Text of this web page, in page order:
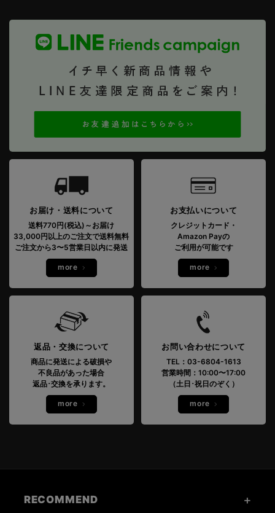
お届け・送料について
送料770円(税込)～お届け
33,000円以上のご注文で送料無料
ご注文から3〜5営業日以内に発送
more
お支払いについて
クレジットカード・
Amazon Payの
ご利用が可能です
more
返品・交換について
商品に発送による破損や
不良品があった場合
返品･交換を承ります。
more
お問い合わせについて
TEL：03-6804-1613
営業時間：10:00〜17:00
（土日･祝日のぞく）
more
RECOMMEND